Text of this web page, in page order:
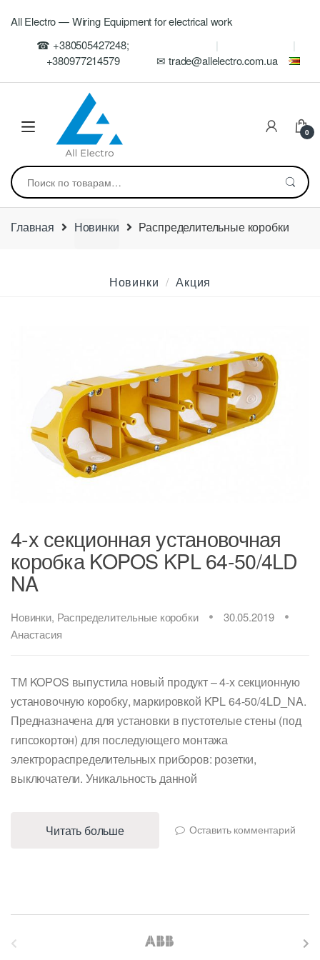
navigation
All Electro — Wiring Equipment for electrical work
☎ +380505427248;
+380977214579
✉ trade@allelectro.com.ua
0
Искать:
Главная Новинки Распределительные коробки
Новинки Акция
4-х секционная установочная
коробка KOPOS KPL 64-50/4LD
NA
Новинки, Распределительные коробки
30.05.2019
Анастасия
ТМ KOPOS выпустила новый продукт – 4-х секционную
установочную коробку, маркировкой KPL 64-50/4LD_NA.
Предназначена для установки в пустотелые стены (под
гипсокортон) для последующего монтажа
электрораспределительных приборов: розетки,
выключатели. Уникальность данной
Читать больше Оставить комментарий